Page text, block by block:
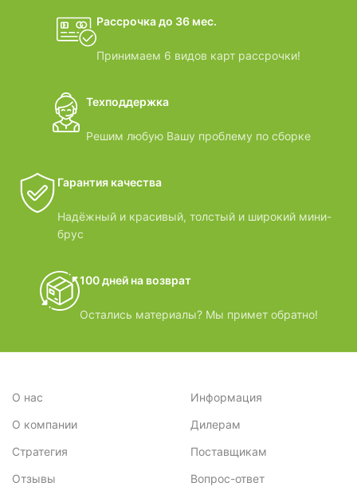
Рассрочка до 36 мес.
Принимаем 6 видов карт рассрочки!
Техподдержка
Решим любую Вашу проблему по сборке
Гарантия качества
Надёжный и красивый, толстый и широкий мини-
брус
100 дней на возврат
Остались материалы? Мы примет обратно!
О нас
О компании
Стратегия
Отзывы
Информация
Дилерам
Поставщикам
Вопрос-ответ